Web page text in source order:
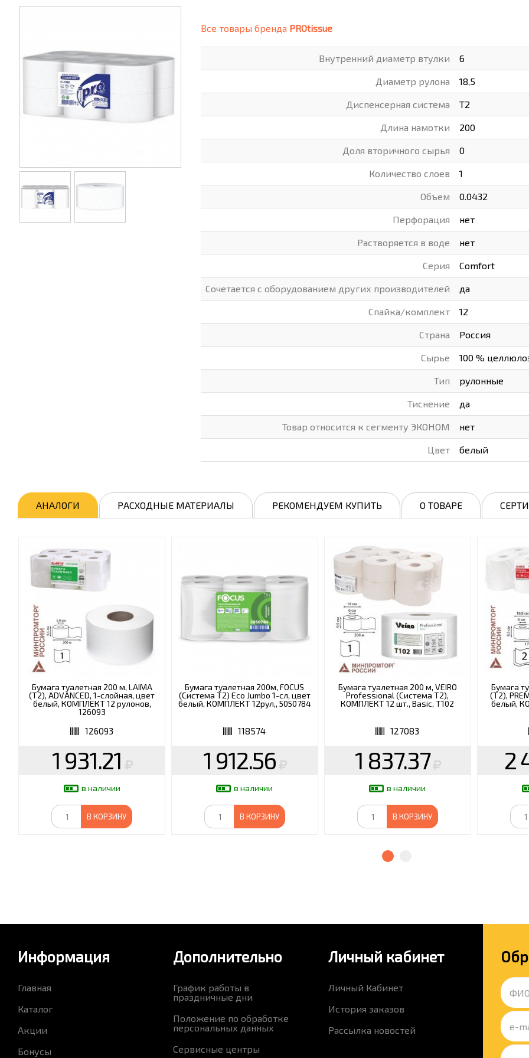
ХОЗТОВАРЫ
ЭЛЕКТРОТОВАРЫ И ОСВЕЩЕНИЕ
Все товары бренда PROtissue
Внутренний диаметр втулки 6
Диаметр рулона 18,5
Диспенсерная система Т2
Длина намотки 200
Доля вторичного сырья 0
Количество слоев 1
Объем 0.0432
Перфорация нет
Растворяется в воде нет
Серия Comfort
Сочетается с оборудованием других производителей да
Спайка/комплект 12
Страна Россия
Сырье 100 %
Тип рулонные
Тиснение да
Товар относится к сегменту ЭКОНОМ нет
Цвет белый
АНАЛОГИ РАСХОДНЫЕ МАТЕРИАЛЫ РЕКОМЕНДУЕМ КУПИТЬ О ТОВАРЕ
Бумага туалетная 200 м, LAIMA
(T2), ADVANCED, 1-слойная, цвет
белый, КОМПЛЕКТ 12 рулонов,
126093
126093
1 931.21
в наличии
В КОРЗИНУ
Бумага туалетная 200м, FOCUS
(Система Т2) Eco Jumbo 1-сл, цвет
белый, КОМПЛЕКТ 12рул,, 5050784
118574
1 912.56
в наличии
В КОРЗИНУ
Бумага туалетная 200 м, VEIRO
Professional (Система T2),
КОМПЛЕКТ 12 шт., Basic, T102
127083
1 837.37
в наличии
В КОРЗИНУ
Бумага
(T2),
белый,
2
Информация
Главная
Каталог
Акции
Бонусы
Дополнительно
График работы в
праздничные дни
Положение по обработке
персональных данных
Сервисные центры
Личный кабинет
Личный Кабинет
История заказов
Рассылка новостей